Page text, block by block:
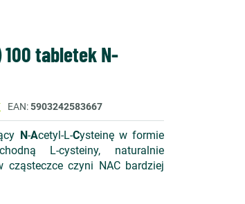
100 tabletek N-
EAN 5903242583667
N-Acetyl-L-Cysteinę w formie
L-cysteiny, naturalnie
cząsteczce czyni NAC bardziej